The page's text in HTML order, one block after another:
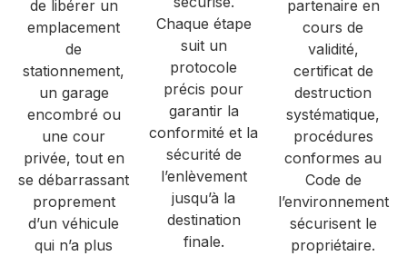
de libérer un
emplacement
de
stationnement,
un garage
encombré ou
une cour
privée, tout en
se débarrassant
proprement
d’un véhicule
qui n’a plus
Chaque étape
suit un
protocole
précis pour
garantir la
conformité et la
sécurité de
l’enlèvement
jusqu’à la
destination
finale.
partenaire en
cours de
validité,
certificat de
destruction
systématique,
procédures
conformes au
Code de
l’environnement
sécurisent le
propriétaire.